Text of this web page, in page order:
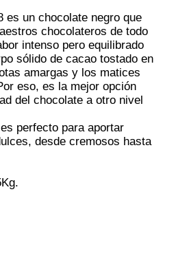
es un chocolate negro que
chocolateros de todo
intenso pero equilibrado
sólido de cacao tostado en
amargas y los matices
eso, es la mejor opción
del chocolate a otro nivel
perfecto para aportar
desde cremosos hasta